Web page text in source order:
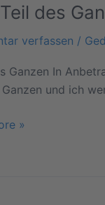
des
verfassen /
Ganzen In
Ganzen und ich
»